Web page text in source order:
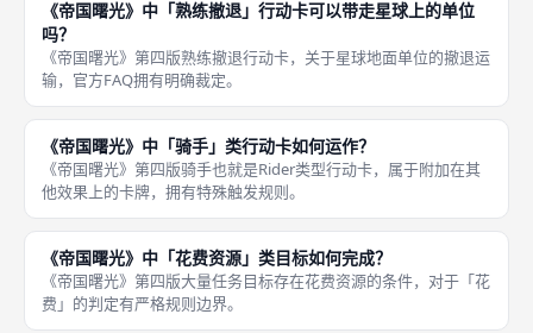
《帝国曙光》中「熟练撤退」行动卡可以带走星球上的单位
吗？
《帝国曙光》第四版熟练撤退行动卡，关于星球地面单位的撤退运
输，官方FAQ拥有明确裁定。
《帝国曙光》中「骑手」类行动卡如何运作？
《帝国曙光》第四版骑手也就是Rider类型行动卡，属于附加在其
他效果上的卡牌，拥有特殊触发规则。
《帝国曙光》中「花费资源」类目标如何完成？
《帝国曙光》第四版大量任务目标存在花费资源的条件，对于「花
费」的判定有严格规则边界。